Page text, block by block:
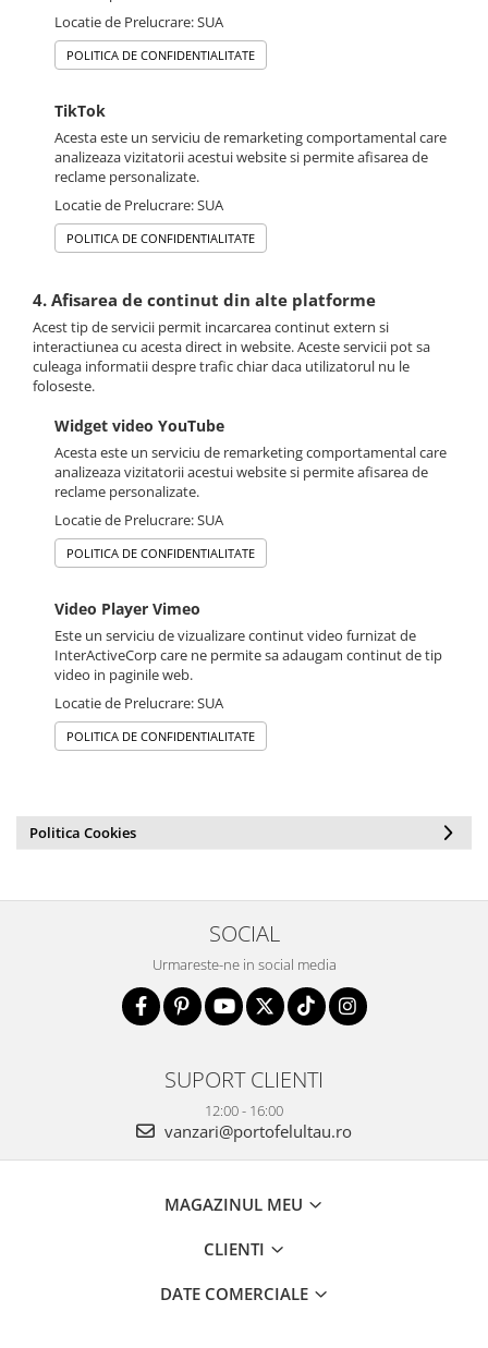
Locatie de Prelucrare: SUA
POLITICA DE CONFIDENTIALITATE
TikTok
Acesta este un serviciu de remarketing comportamental care
analizeaza vizitatorii acestui website si permite afisarea de
reclame personalizate.
Locatie de Prelucrare: SUA
POLITICA DE CONFIDENTIALITATE
4. Afisarea de continut din alte platforme
Acest tip de servicii permit incarcarea continut extern si
interactiunea cu acesta direct in website. Aceste servicii pot sa
culeaga informatii despre trafic chiar daca utilizatorul nu le
foloseste.
Widget video YouTube
Acesta este un serviciu de remarketing comportamental care
analizeaza vizitatorii acestui website si permite afisarea de
reclame personalizate.
Locatie de Prelucrare: SUA
POLITICA DE CONFIDENTIALITATE
Video Player Vimeo
Este un serviciu de vizualizare continut video furnizat de
InterActiveCorp care ne permite sa adaugam continut de tip
video in paginile web.
Locatie de Prelucrare: SUA
POLITICA DE CONFIDENTIALITATE
Politica Cookies
SOCIAL
Urmareste-ne in social media
SUPORT CLIENTI
12:00 - 16:00
vanzari@portofelultau.ro
MAGAZINUL MEU
CLIENTI
DATE COMERCIALE